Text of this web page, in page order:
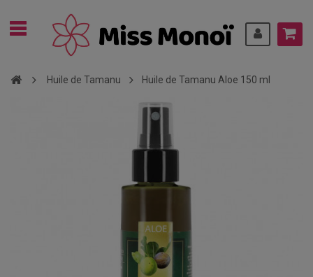
Huile de Tamanu Huile de Tamanu Aloe 150 ml